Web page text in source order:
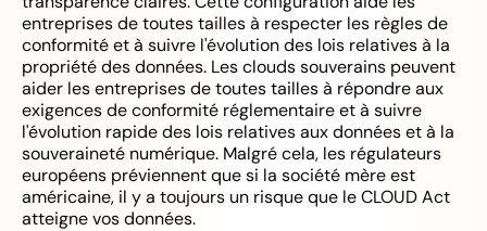
entreprises de toutes tailles à respecter les règles de
conformité et à suivre l'évolution des lois relatives à la
propriété des données. Les clouds souverains peuvent
aider les entreprises de toutes tailles à répondre aux
exigences de conformité réglementaire et à suivre
l'évolution rapide des lois relatives aux données et à la
souveraineté numérique. Malgré cela, les régulateurs
européens préviennent que si la société mère est
américaine, il y a toujours un risque que le CLOUD Act
atteigne vos données.